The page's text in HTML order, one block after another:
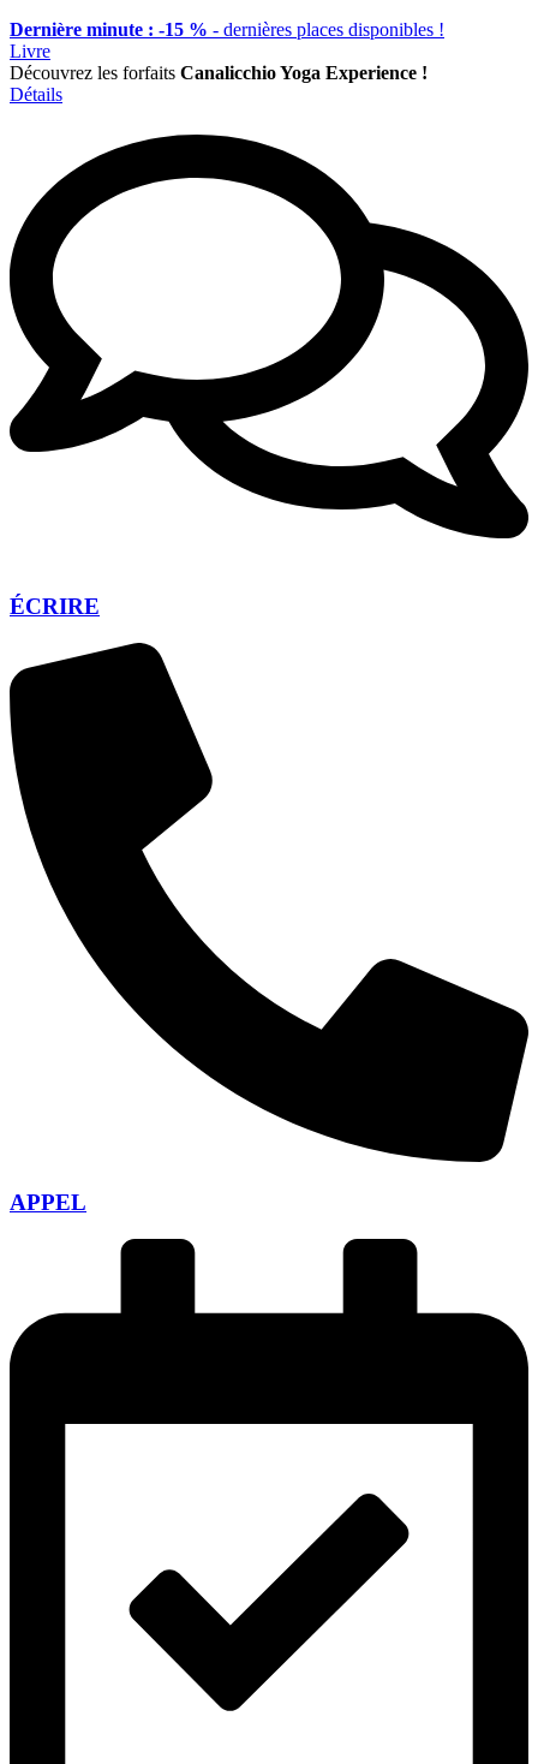
Dernière minute : -15 % - dernières places disponibles !
Livre
Découvrez les forfaits Canalicchio Yoga Experience !
Détails
ÉCRIRE
APPEL